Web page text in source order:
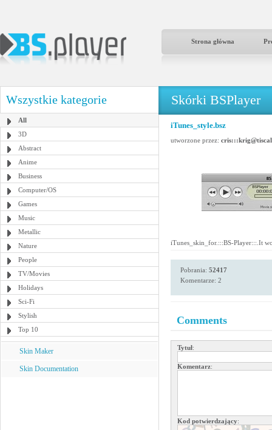
Strona główna
Wszystkie kategorie
All
3D
Abstract
Anime
Business
Computer/OS
Games
Music
Metallic
Nature
People
TV/Movies
Holidays
Sci-Fi
Stylish
Top 10
Skin Maker
Skin Documentation
Skórki BSPlayer
iTunes_style.bsz
utworzone przez:
iTunes_skin_for.:::BS-Player:::.It
Pobrania: 52417
Komentarze: 2
Comments
Tytuł:
Komentarz:
Kod potwierdzający: